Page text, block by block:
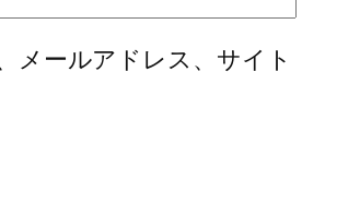
メールアドレス、サイト